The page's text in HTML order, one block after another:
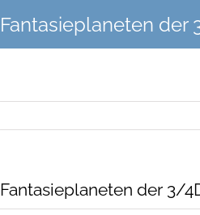
Fantasieplaneten der
Fantasieplaneten der 3/